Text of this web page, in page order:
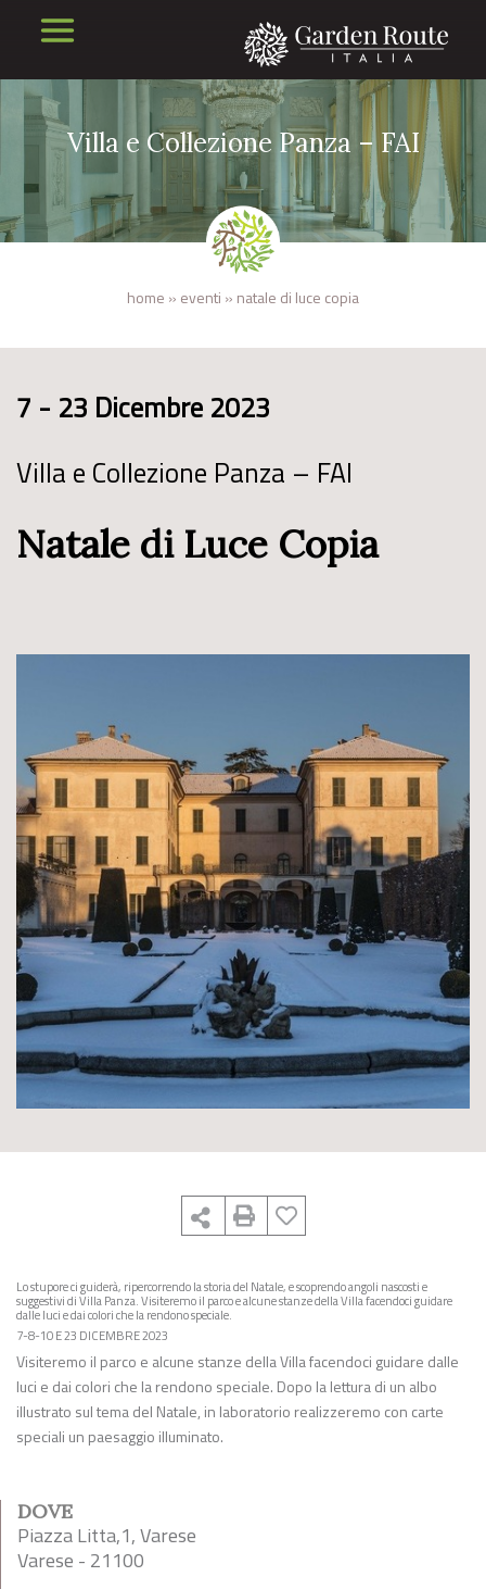
Villa e Collezione Panza – FAI
home » eventi » natale di luce copia
7 - 23 Dicembre 2023
Villa e Collezione Panza – FAI
Natale di Luce Copia
Lo stupore ci guiderà, ripercorrendo la storia del Natale, e scoprendo angoli nascosti e
suggestivi di Villa Panza. Visiteremo il parco e alcune stanze della Villa facendoci guidare
dalle luci e dai colori che la rendono speciale.
7-8-10 E 23 DICEMBRE 2023
Visiteremo il parco e alcune stanze della Villa facendoci guidare dalle
luci e dai colori che la rendono speciale. Dopo la lettura di un albo
illustrato sul tema del Natale, in laboratorio realizzeremo con carte
speciali un paesaggio illuminato.
DOVE
Piazza Litta,1, Varese
Varese - 21100